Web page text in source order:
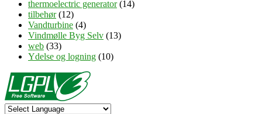
thermoelectric generator(14)
tilbehør(12)
Vandturbine (4)
Vindmølle Byg Selv (13)
web (33)
Ydelse og logning (10)